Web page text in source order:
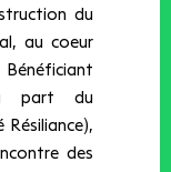
du
au coeur
part du
des